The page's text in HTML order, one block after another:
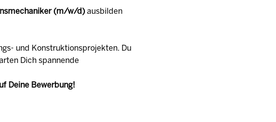
(m/w/d) ausbilden
und Konstruktionsprojekten. Du
Dich spannende
Deine Bewerbung!